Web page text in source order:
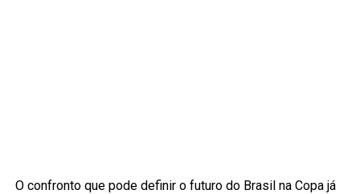
O confronto que pode definir o futuro do Brasil na Copa já